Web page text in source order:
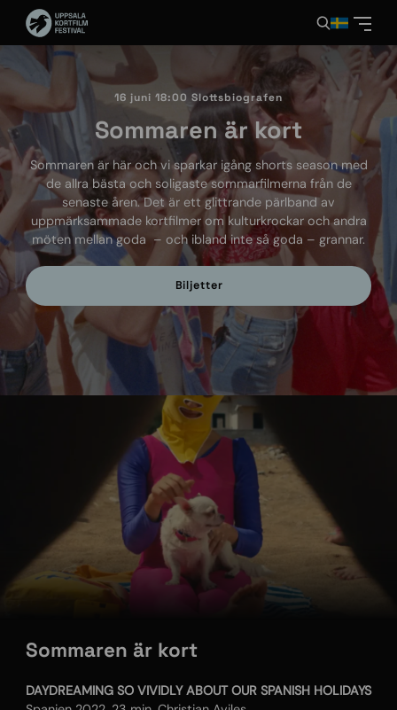
16 juni 18:00 Slottsbiografen
Sommaren är kort
Sommaren är här och vi sparkar igång shorts season med
de allra bästa och soligaste sommarfilmerna från de
senaste åren. Det är ett glittrande pärlband av
uppmärksammade kortfilmer om kulturkrockar och andra
möten mellan goda – och ibland inte så goda – grannar.
Biljetter
Sommaren är kort
DAYDREAMING SO VIVIDLY ABOUT OUR SPANISH HOLIDAYS